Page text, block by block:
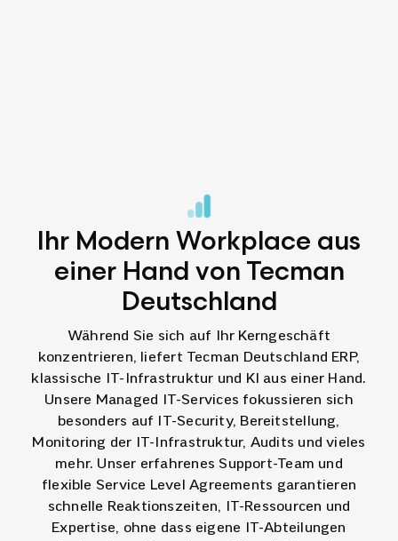
Ihr Modern Workplace aus
einer Hand von Tecman
Deutschland
Während Sie sich auf Ihr Kerngeschäft
konzentrieren, liefert Tecman Deutschland ERP,
klassische IT-Infrastruktur und KI aus einer Hand.
Unsere Managed IT-Services fokussieren sich
besonders auf I T-Security, Bereitstellung,
Monitoring der
IT-Infrastruktur, Audits und vieles
mehr. Unser erfahrenes Support-Team und
flexible Service Level Agreements garantieren
schnelle Reaktionszeiten, IT-Ressourcen und
Expertise, ohne dass eigene IT-Abteilungen